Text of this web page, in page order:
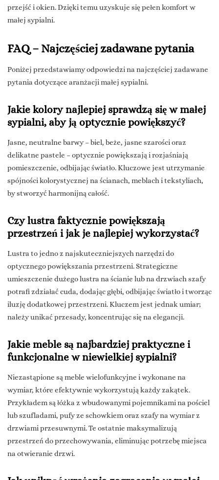
przejść i okien. Dzięki temu uzyskuje się pełen komfort w
małej sypialni.
FAQ – Najczęściej zadawane pytania
Poniżej przedstawiamy odpowiedzi na najczęściej zadawane
pytania dotyczące aranżacji małej sypialni.
Jakie kolory najlepiej sprawdzą się w małej
sypialni, aby ją optycznie powiększyć?
Jasne, neutralne barwy – biel, beże, jasne szarości oraz
delikatne pastele – optycznie powiększają i rozjaśniają
pomieszczenie, odbijając światło. Kluczowe jest utrzymanie
spójności kolorystycznej na ścianach, meblach i tekstyliach,
by stworzyć harmonijną całość.
Czy lustra faktycznie powiększają
przestrzeń i jak je najlepiej wykorzystać?
Lustra to jedno z najskuteczniejszych narzędzi do
optycznego powiększania przestrzeni. Strategiczne
umieszczenie dużego lustra na ścianie lub na drzwiach szafy
potrafi zdziałać cuda, dodając głębi, odbijając światło i tworząc
iluzję dodatkowej przestrzeni. Kluczem jest jednak umiar;
należy unikać przesady, koncentrując się na elegancji.
Jakie meble są najbardziej praktyczne i
funkcjonalne w niewielkiej sypialni?
Niezastąpione są meble wielofunkcyjne i wykonane na
wymiar, które efektywnie wykorzystują każdy zakątek.
Przykładem są łóżka z wbudowanymi pojemnikami na pościel
lub szufladami, pufy ze schowkiem oraz szafy na wymiar z
drzwiami przesuwnymi. Te ostatnie maksymalizują
przestrzeń do przechowywania, eliminując potrzebę miejsca
na otwieranie drzwi.